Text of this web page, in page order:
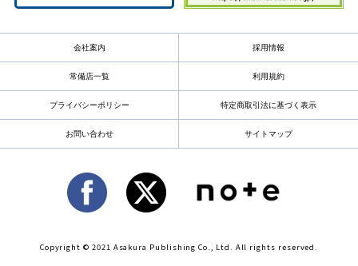
会社案内 採用情報
常備店一覧 利用規約
プライバシーポリシー 特定商取引法に基づく表示
お問い合わせ サイトマップ
Copyright © 2021 Asakura Publishing Co., Ltd. All rights reserved.